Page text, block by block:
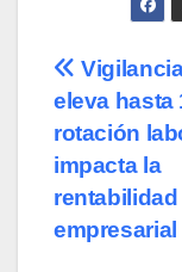
de
eleva hasta
rotación
impacta la
rentabilidad
empresarial